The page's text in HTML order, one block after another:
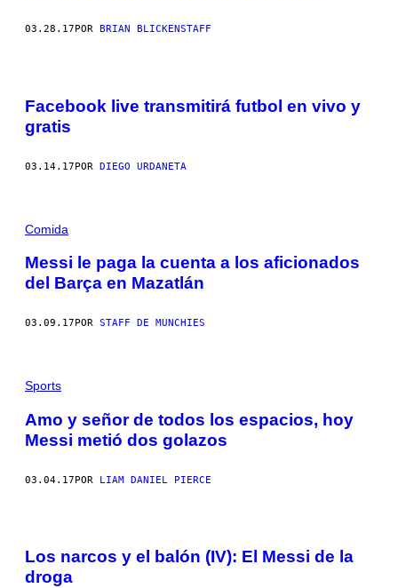
03.28.17 POR BRIAN BLICKENSTAFF
Facebook live transmitirá futbol en vivo y
gratis
03.14.17POR DIEGO URDANETA
F
I
O
D
L
A
R
C
O
Comida
Messi le paga la cuenta a los aficionados
del Barça en Mazatlán
03.09.17 POR STAFF DE MUNCHIES
Sports
Amo y señor de todos los espacios, hoy
Messi metió dos golazos
03.04.17POR LIAM DANIEL PIERCE
Los narcos y el balón (IV): El Messi de la
droga